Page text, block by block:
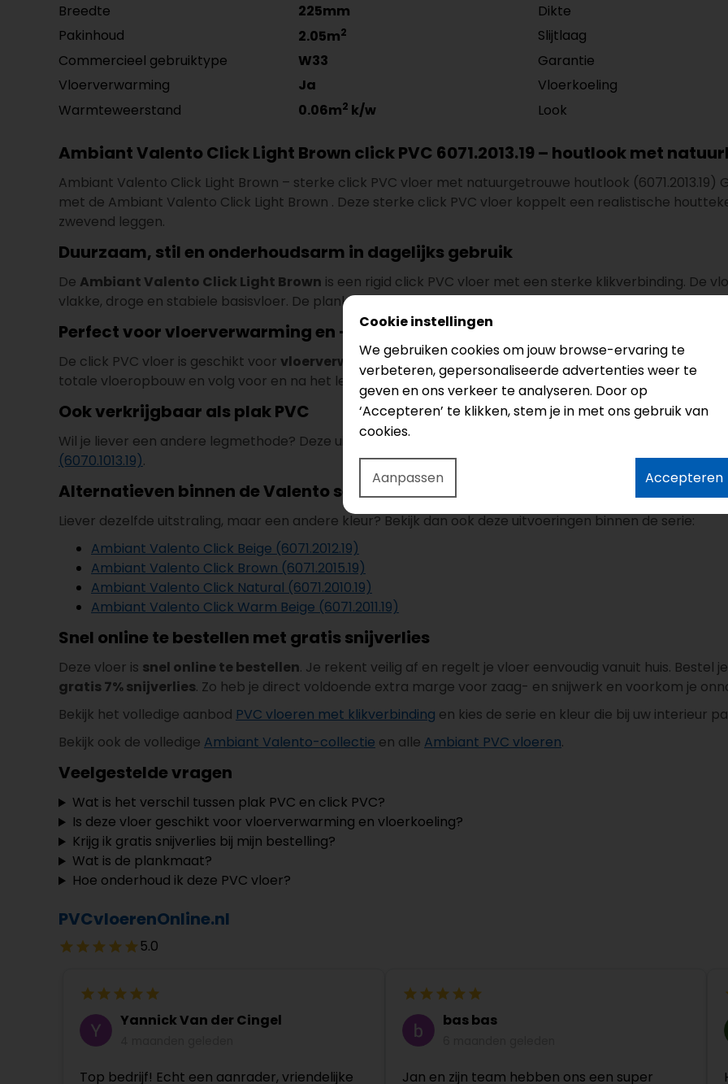
Breedte
225mm Dikte
Pakinhoud
2.05m2 Slijtlaag
Commercieel gebruiktype
W33 Garantie
Vloerverwarming
Ja Vloerkoeling
Warmteweerstand
0.06m2 k/w Look
Ambiant Valento Click Light Brown click PVC 6071.2013.19 – houtlook met
Ambiant Valento Click Light Brown – sterke click PVC vloer met natuurgetrouwe houtlook (6071.2013.19)
met de Ambiant Valento Click Light Brown . Deze sterke click PVC vloer koppelt een realistische
zwevend leggen.
Duurzaam, stil en onderhoudsarm in dagelijks gebruik
De Ambiant Valento Click Light Brown is een rigid click PVC vloer met een sterke klikverbinding. De
vlakke, droge en stabiele basisvloer. De planken meten1522 × 225 mm, zijn7 mmdik en hebben een
Perfect voor vloerverwarming en -koeling (lage warmteweerstand)
De click PVC vloer is geschikt voor vloerverwarming en vloerkoeling . De warmteweerstand bedraagt
totale vloeropbouw en volg voor en na het leggen het voorgeschreven opstook- en afkoelprotocol.
Ook verkrijgbaar als plak PVC
Wil je liever een andere legmethode? Deze uitvoering is ook verkrijgbaar als . Bekijk de plak
(6070.1013.19).
Alternatieven binnen de Valento serie
Liever dezelfde uitstraling, maar een andere kleur? Bekijk dan ook deze uitvoeringen binnen de serie:
Ambiant Valento Click Beige (6071.2012.19)
Ambiant Valento Click Brown (6071.2015.19)
Ambiant Valento Click Natural (6071.2010.19)
Ambiant Valento Click Warm Beige (6071.2011.19)
Snel online te bestellen met gratis snijverlies
Deze vloer is snel online te bestellen. Je rekent veilig af en regelt je vloer eenvoudig vanuit huis. Bestel je
gratis 7% snijverlies. Zo heb je direct voldoende extra marge voor zaag- en snijwerk en voorkom je
Bekijk het volledige aanbod PVC vloeren met klikverbinding en kies de serie en kleur die bij uw interieur
Bekijk ook de volledige Ambiant Valento-collectie en alle Ambiant PVC vloeren.
Veelgestelde vragen
Wat is het verschil tussen plak PVC en click PVC?
Is deze vloer geschikt voor vloerverwarming en vloerkoeling?
Krijg ik gratis snijverlies bij mijn bestelling?
Wat is de plankmaat?
Hoe onderhoud ik deze PVC vloer?
PVCvloerenOnline.nl
5.0
Yannick Van der Cingel
Top bedrijf! Echt een aanrader, vriendelijke
bas bas
Jan en zijn team hebben ons een super
Cookie instellingen
We gebruiken cookies om jouw browse-ervaring te
verbeteren, gepersonaliseerde advertenties weer te
geven en ons verkeer te analyseren. Door op
‘Accepteren’ te klikken, stem je in met ons gebruik van
cookies.
Aanpassen Accepteren